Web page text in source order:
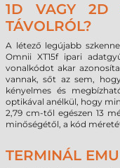
1D VAGY 2D
TÁVOLRÓL?
A létező legújabb
Omnii XT15f ipari
vonalkódot akar
vannak, sőt az sem,
kényelmes és
optikával anélkül, hogy
2,79 cm-től egészen 13
minőségétől, a kód
TERMINÁL